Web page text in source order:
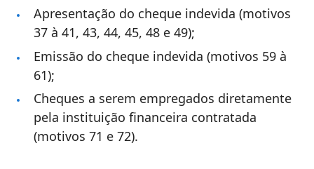
Apresentação do cheque indevida (motivos
37 à 41, 43, 44, 45, 48 e 49);
Emissão do cheque indevida (motivos 59 à
61);
Cheques a serem empregados diretamente
pela instituição financeira contratada
(motivos 71 e 72).